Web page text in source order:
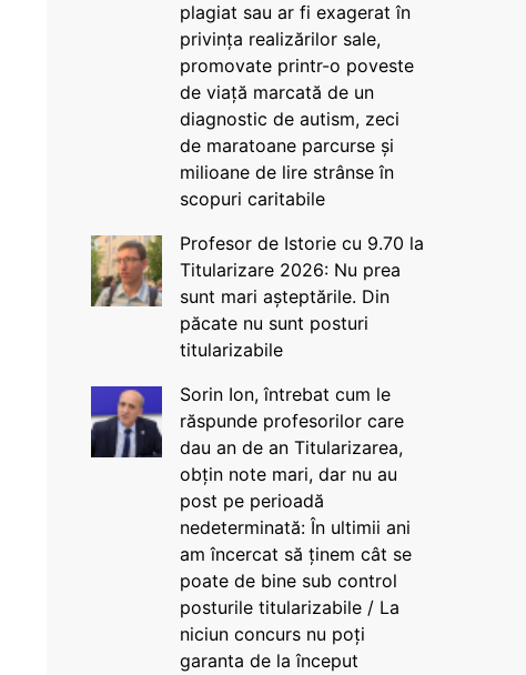
plagiat sau ar fi exagerat în
privința realizărilor sale,
promovate printr-o poveste
de viață marcată de un
diagnostic de autism, zeci
de maratoane parcurse și
milioane de lire strânse în
scopuri caritabile
Profesor de Istorie cu 9.70 la
Titularizare 2026: Nu prea
sunt mari așteptările. Din
păcate nu sunt posturi
titularizabile
Sorin Ion, întrebat cum le
răspunde profesorilor care
dau an de an Titularizarea,
obțin note mari, dar nu au
post pe perioadă
nedeterminată: În ultimii ani
am încercat să ținem cât se
poate de bine sub control
posturile titularizabile / La
niciun concurs nu poți
garanta de la început